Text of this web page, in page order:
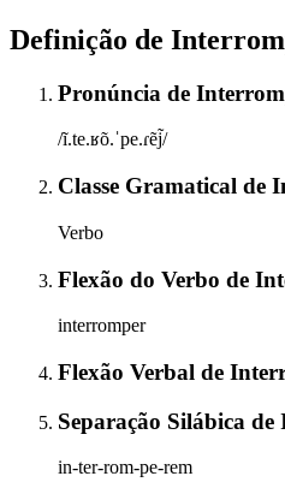
Definição de
Pronúncia de
/ĩ.te.ʁõ.ˈpe.ɾẽj̃/
Classe Gramatical de
Verbo
Flexão do Verbo de
interromper
Flexão Verbal de
Separação Silábica de
in-ter-rom-pe-rem